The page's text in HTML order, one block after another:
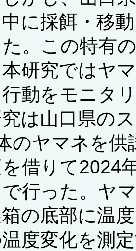
に採餌・移
。この特有
研究ではヤ
動をモニタ
は山口県の
のヤマネを供
借りて2024
で行った。ヤ
の底部に温
度変化を測